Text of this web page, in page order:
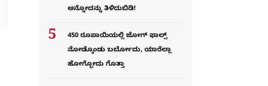
ಅನ್ನೋದನ್ನು ತಿಳಿದುಬಿಡಿ!
450 ರೂಪಾಯಿಯಲ್ಲಿ ಜೋಗ್​ ಫಾಲ್ಸ್​
ನೋಡ್ಕೊಂಡು ಬರ್ಬೋದು, ಯಾರೆಲ್ಲಾ
ಹೋಗ್ಬೋದು ಗೊತ್ತಾ